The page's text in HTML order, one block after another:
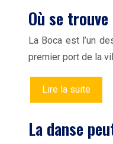
Où se
La Boca est l’un
premier port de la
Lire la suite
La danse